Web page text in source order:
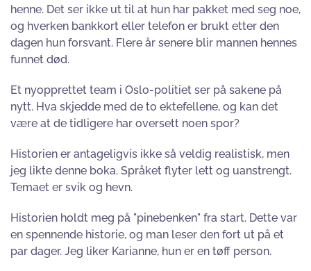
henne. Det ser ikke ut til at hun har pakket med seg noe,
og hverken bankkort eller telefon er brukt etter den
dagen hun forsvant. Flere år senere blir mannen hennes
funnet død.
Et nyopprettet team i Oslo-politiet ser på sakene på
nytt. Hva skjedde med de to ektefellene, og kan det
være at de tidligere har oversett noen spor?
Historien er antageligvis ikke så veldig realistisk, men
jeg likte denne boka. Språket flyter lett og uanstrengt.
Temaet er svik og hevn.
Historien holdt meg på "pinebenken" fra start. Dette var
en spennende historie, og man leser den fort ut på et
par dager. Jeg liker Karianne, hun er en tøff person.